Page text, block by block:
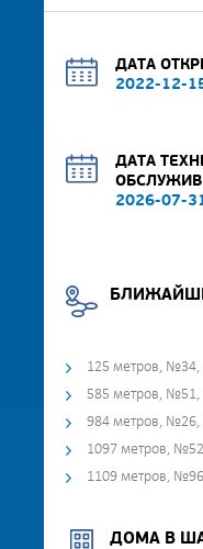
ДАТА
2022-12-
ДАТА
2026-07-
125 метров, №34,
585 метров, №51,
984 метров, №26,
1097 метров,
1109 метров,
ДОМА В